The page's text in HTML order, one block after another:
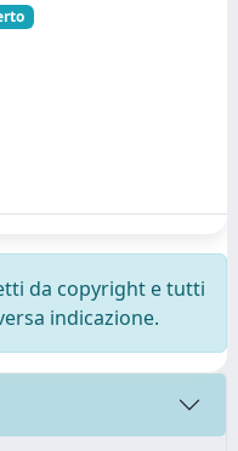
da copyright e tutti
indicazione.